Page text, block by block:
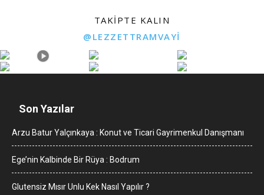
TAKIPTE KALIN
@LEZZETTRAMVAYI
Son Yazılar
Arzu Batur Yalçınkaya : Konut ve Ticari Gayrimenkul Danışmanı
Ege’nin Kalbinde Bir Rüya : Bodrum
Glutensiz Mısır Unlu Kek Nasıl Yapılır ?